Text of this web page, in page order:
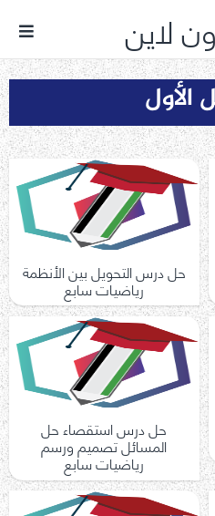
لاين
الأول
حل درس التحويل بين الأنظمة
رياضيات سابع
حل درس استقصاء حل
المسائل تصميم ورسم
رياضيات سابع